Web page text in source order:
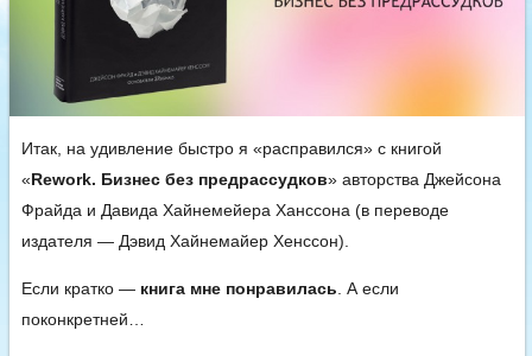
Итак, на удивление быстро я «расправился» с книгой
«Rework. Бизнес без предрассудков» авторства Джейсона
Фрайда и Давида Хайнемейера Ханссона (в переводе
издателя — Дэвид Хайнемайер Хенссон).
Если кратко — книга мне понравилась . А если
поконкретней…